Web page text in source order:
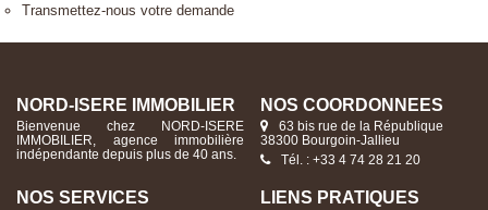
Transmettez-nous votre demande
NORD-ISERE IMMOBILIER
Bienvenue chez NORD-ISERE
IMMOBILIER, agence immobilière
indépendante depuis plus de 40 ans.
NOS COORDONNÉES
63 bis rue de la République
38300 Bourgoin-Jallieu
Tél. : +33 4 74 28 21 20
NOS SERVICES LIENS PRATIQUES